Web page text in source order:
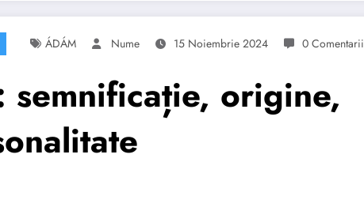
ÁDÁM Nume 15 Noiembrie 2024 0 Comentarii
semnificație, origine,